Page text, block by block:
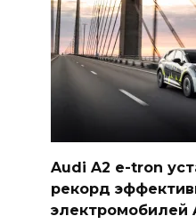
Audi A2 e-tron
рекорд
электромобилей